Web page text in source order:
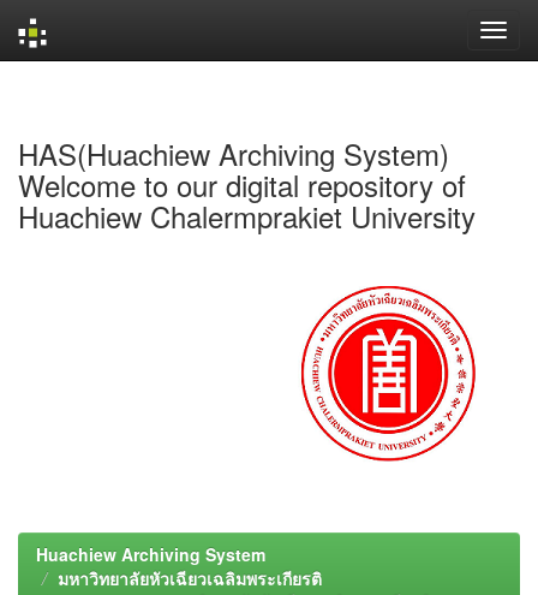
HAS(Huachiew Archiving System)
Welcome to our digital repository of
Huachiew Chalermprakiet University
Huachiew Archiving System
มหาวิทยาลัยหัวเฉียวเฉลิมพระเกียรติ